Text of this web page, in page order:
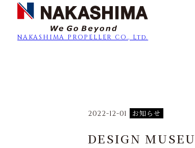
NAKASHIMA PROPELLER CO., Ltd.
2022-12-01 お知らせ
DESIGN